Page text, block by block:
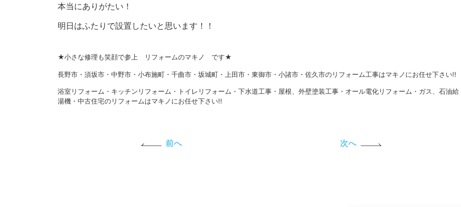
本当にありがたい！
明日はふたりで設置したいと思います！！
★小さな修理も笑顔で参上 リフォームのマキノ です★
長野市・須坂市・中野市・小布施町・千曲市・坂城町・上田市・東御市・小諸市・佐久市のリフォーム工事はマキノにお任せ下さい!!
浴室リフォーム・キッチンリフォーム・トイレリフォーム・下水道工事・屋根、外壁塗装工事・オール電化リフォーム・ガス、石油給
湯機・中古住宅のリフォームはマキノにお任せ下さい!!
前へ 次へ